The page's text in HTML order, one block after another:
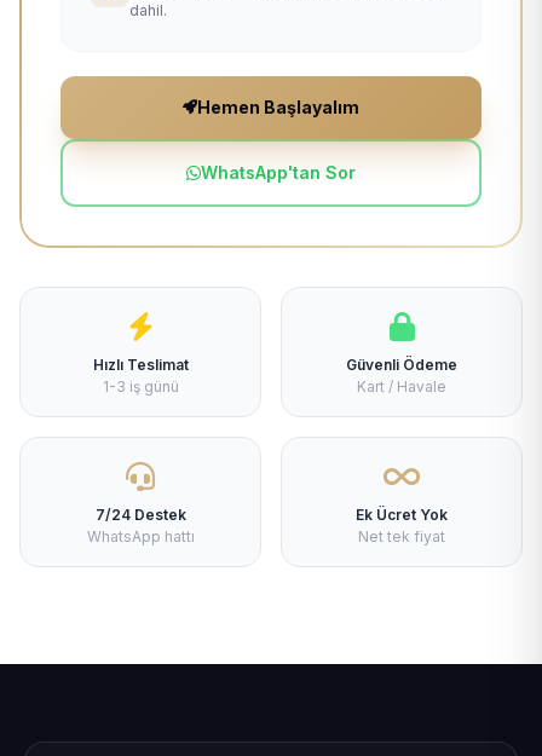
dahil.
Hemen Başlayalım
WhatsApp'tan Sor
Hızlı Teslimat
1-3 iş günü
Güvenli Ödeme
Kart / Havale
7/24 Destek
WhatsApp hattı
Ek Ücret Yok
Net tek fiyat